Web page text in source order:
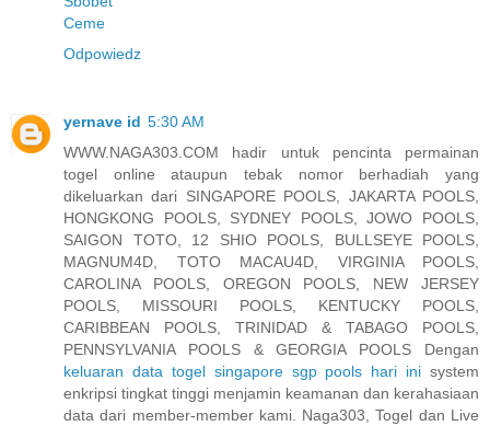
Ceme
Odpowiedz
yernave id 5:30 AM
WWW.NAGA303.COM hadir untuk pencinta permainan
togel online ataupun tebak nomor berhadiah yang
dikeluarkan dari SINGAPORE POOLS, JAKARTA POOLS,
HONGKONG POOLS, SYDNEY POOLS, JOWO POOLS,
SAIGON TOTO, 12 SHIO POOLS, BULLSEYE POOLS,
MAGNUM4D, TOTO MACAU4D, VIRGINIA POOLS,
CAROLINA POOLS, OREGON POOLS, NEW JERSEY
POOLS, MISSOURI POOLS, KENTUCKY POOLS,
CARIBBEAN POOLS, TRINIDAD & TABAGO POOLS,
PENNSYLVANIA POOLS & GEORGIA POOLS Dengan
keluaran data togel singapore sgp pools hari ini system
enkripsi tingkat tinggi menjamin keamanan dan kerahasiaan
data dari member-member kami. Naga303, Togel dan Live